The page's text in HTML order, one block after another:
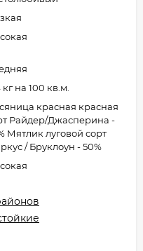
кг на 100 кв.м.
красная красная
Райдер/Джасперина -
Мятлик луговой сорт
/ Бруклоун - 50%